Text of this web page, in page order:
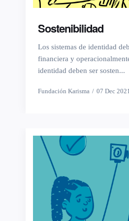
Sostenibilidad
Los sistemas de identidad
financiera y
identidad deben ser sosten...
Fundación Karisma 07 Dec 2021